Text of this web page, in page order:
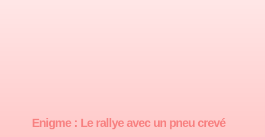
Enigme : Le rallye avec un pneu crevé